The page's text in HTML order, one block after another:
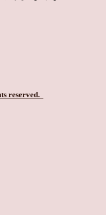
reserved.